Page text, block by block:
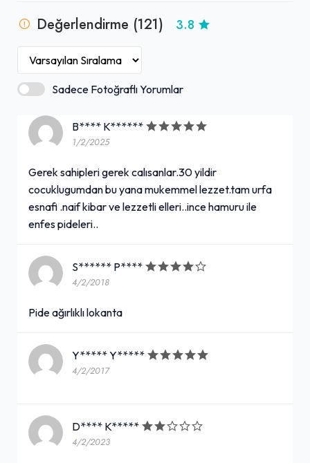
Değerlendirme (121) 3.8
Sadece Fotoğraflı Yorumlar
B**** K******
1/2/2025
Gerek sahipleri gerek calısanlar.30 yildir
cocuklugumdan bu yana mukemmel lezzet.tam urfa
esnafi .naif kibar ve lezzetli elleri..ince hamuru ile
enfes pideleri..
S****** P****
4/2/2018
Pide ağırlıklı lokanta
Y***** Y*****
4/2/2017
D**** K*****
4/2/2023